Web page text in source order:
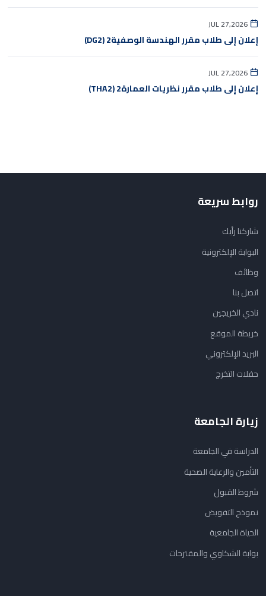
JUL 27,2026
إعلان إلى طلاب مقرر الهندسة الوصفية2 (DG2)
JUL 27,2026
إعلان إلى طلاب مقرر نظريات العمارة2 (THA2)
روابط سريعة
شاركنا رأيك
البوابة الإلكترونية
وظائف
اتصل بنا
نادي الخريجين
خريطة الموقع
البريد الإلكتروني
حفلات التخرج
زيارة الجامعة
الدراسة في الجامعة
التأمين والرعاية الصحية
شروط القبول
نموذج التفويض
الحياة الجامعية
بوابة الشكاوي والمقترحات